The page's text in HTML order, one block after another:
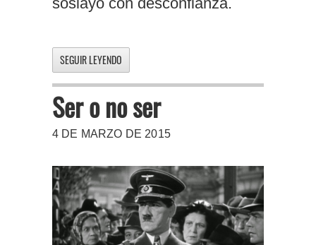
SEGUIR LEYENDO
Ser o no ser
4 DE MARZO DE 2015